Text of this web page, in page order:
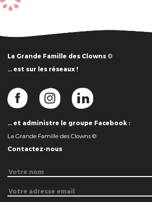
La Grande Famille des Clowns ©
… est sur les réseaux !
… et administre le groupe Facebook :
La Grande Famille des Clowns ©
Contactez-nous